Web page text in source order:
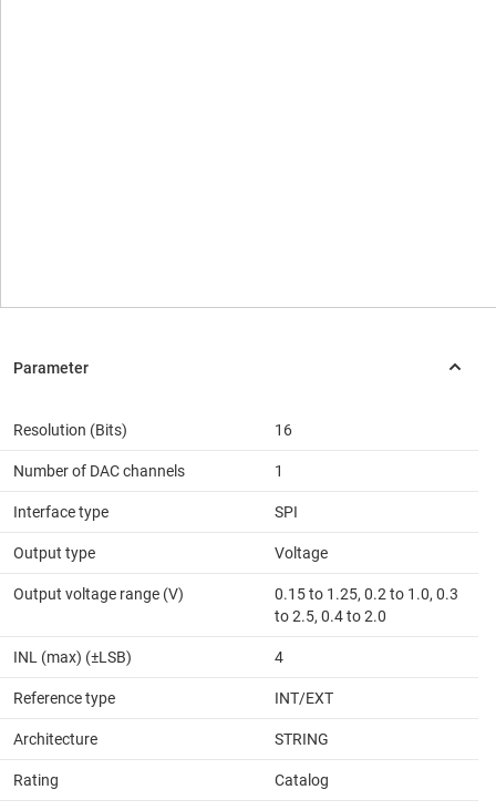
Resolution (Bits) 16
Number of DAC channels 1
Interface type SPI
Output type Voltage
Output voltage range (V)
0.15 to 1.25, 0.2 to 1.0, 0.3
to 2.5, 0.4 to 2.0
INL (max) (±LSB) 4
Reference type INT/EXT
Architecture STRING
Rating Catalog